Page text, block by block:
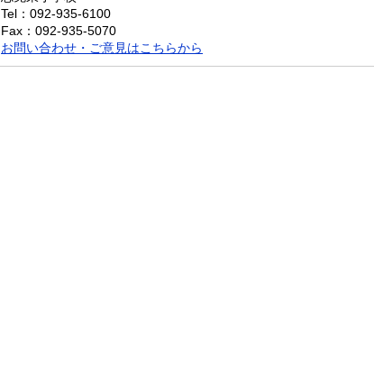
Tel：092-935-6100
Fax：092-935-5070
お問い合わせ・ご意見はこちらから